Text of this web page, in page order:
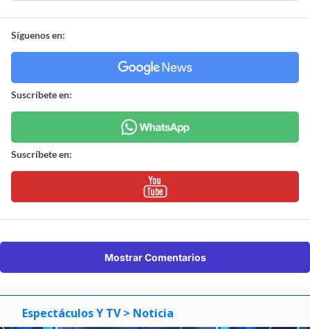
Síguenos en:
Suscríbete en:
Suscríbete en:
Mostrar Comentarios
Espectáculos Y TV > Noticia